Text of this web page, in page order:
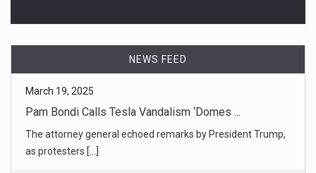
NEWS FEED
March 19, 2025
Trump Fires Democrats on Federal Trade ...
The decision to fire the two members of the traditionally
independent [...]